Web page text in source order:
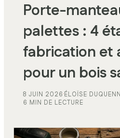
Porte-
palettes : 4
fabrication et
pour un bois
8 JUIN 2026·ÉLOÏSE
6 MIN DE LECTURE